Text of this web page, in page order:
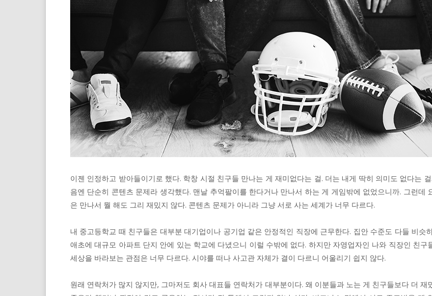
이젠 인정하고 받아들이기로 했다. 학창 시절 친구들 만나는 게 재미없다는 걸. 더는 내게 딱히 의미도 없다는 걸
음엔 단순히 콘텐츠 문제라 생각했다. 맨날 추억팔이를 한다거나 만나서 하는 게 게임밖에 없었으니까. 그런데
은 만나서 뭘 해도 그리 재밌지 않다. 콘텐츠 문제가 아니라 그냥 서로 사는 세계가 너무 다르다.
내 중고등학교 때 친구들은 대부분 대기업이나 공기업 같은 안정적인 직장에 근무한다. 집안 수준도 다들 비슷
애초에 대규모 아파트 단지 안에 있는 학교에 다녔으니 이럴 수밖에 없다. 하지만 자영업자인 나와 직장인 친구
세상을 바라보는 관점은 너무 다르다. 시야를 떠나 사고관 자체가 결이 다르니 어울리기 쉽지 않다.
원래 연락처가 많지 않지만, 그마저도 회사 대표들 연락처가 대부분이다. 왜 이분들과 노는 게 친구들보다 더 재